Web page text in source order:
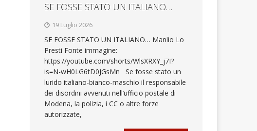
SE FOSSE STATO UN ITALIANO…
19 Luglio 2026
SE FOSSE STATO UN ITALIANO… Manlio Lo
Presti Fonte immagine:
https://youtube.com/shorts/WlsXRXY_j7I?
is=N-wH0LG6tD0JGsMn Se fosse stato un
lurido italiano-bianco-maschio il responsabile
dei disordini avvenuti nell’ufficio postale di
Modena, la polizia, i CC o altre forze
autorizzate,